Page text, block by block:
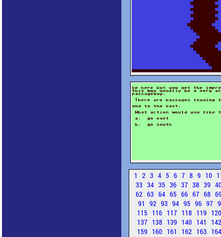
1 2 3 4 5 6 7 8 9 10
33 34 35 36 37 38 39
62 63 64 65 66 67 68
91 92 93 94 95 96 97
115 116 117 118 119
137 138 139 140 141
159 160 161 162 163